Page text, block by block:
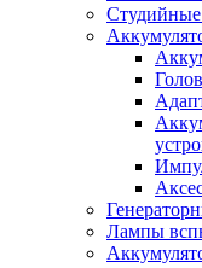
Лампы